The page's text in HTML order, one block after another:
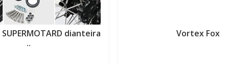
SUPERMOTARD dianteira
..
Vortex Fox